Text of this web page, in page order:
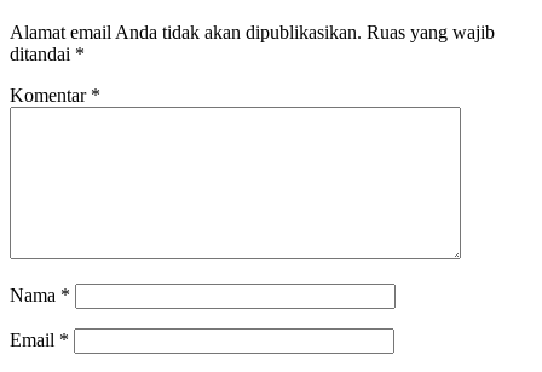
Alamat email Anda tidak akan dipublikasikan. Ruas yang wajib
ditandai *
Komentar *
Nama *
Email *